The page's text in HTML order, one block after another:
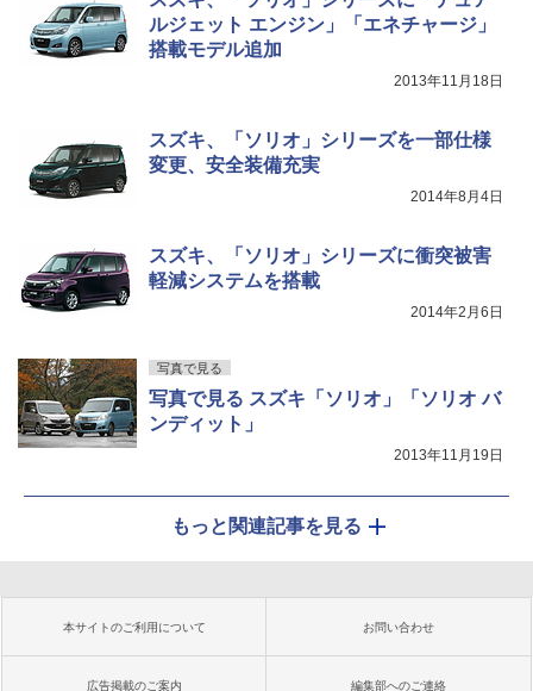
ルジェット エンジン」「エネチャージ」
搭載モデル追加
2013年11月18日
スズキ、「ソリオ」シリーズを一部仕様
変更、安全装備充実
2014年8月4日
スズキ、「ソリオ」シリーズに衝突被害
軽減システムを搭載
2014年2月6日
写真で見る
写真で見る スズキ「ソリオ」「ソリオ バ
ンディット」
2013年11月19日
もっと関連記事を見る
本サイトのご利用について お問い合わせ
広告掲載のご案内 編集部へのご連絡